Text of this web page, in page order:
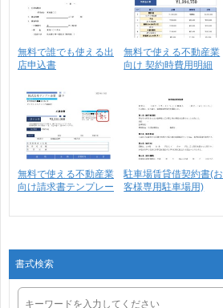
無料で誰でも使える出
店申込書
無料で使える不動産業
向け 契約時費用明細
無料で使える不動産業
向け請求書テンプレー
駐車場賃貸借契約書(お
客様専用駐車場用)
書式検索